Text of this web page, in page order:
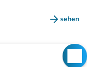
arrow_forward sehen
(new